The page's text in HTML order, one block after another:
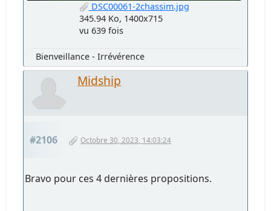
DSC00061-2chassim.jpg
345.94 Ko, 1400x715
vu 639 fois
Bienveillance - Irrévérence
Midship
#2106 Octobre 30, 2023, 14:03:24
Bravo pour ces 4 dernières propositions.